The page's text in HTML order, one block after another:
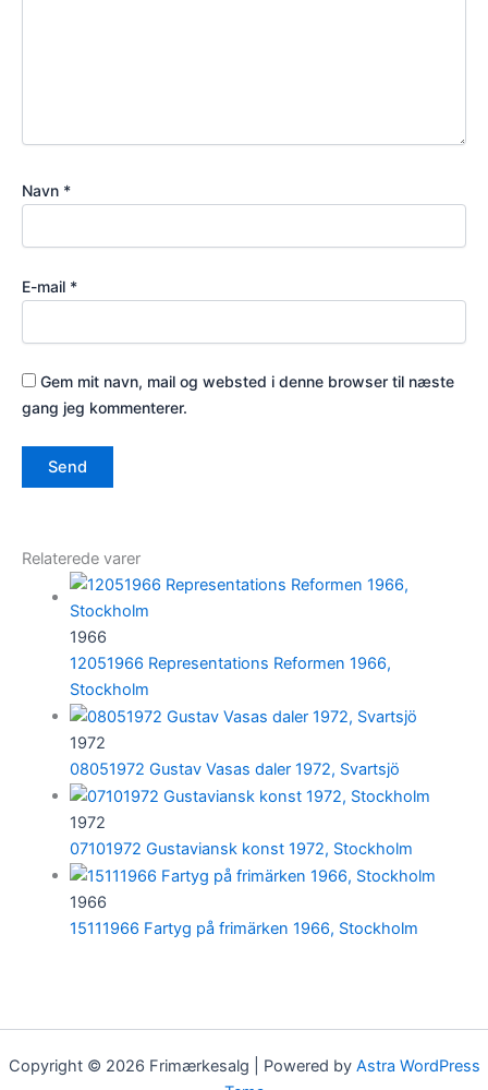
Navn *
E-mail *
Gem mit navn, mail og websted i denne browser til næste
gang jeg kommenterer.
Relaterede varer
1966
12051966 Representations Reformen 1966,
Stockholm
1972
08051972 Gustav Vasas daler 1972, Svartsjö
1972
07101972 Gustaviansk konst 1972, Stockholm
1966
15111966 Fartyg på frimärken 1966, Stockholm
Copyright © 2026 Frimærkesalg | Powered by Astra WordPress